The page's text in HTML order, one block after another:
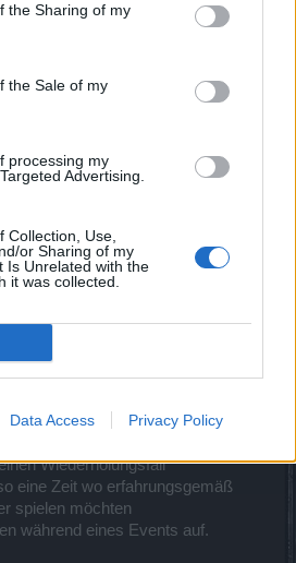
the Sharing of my
the Sale of my
processing my
Advertising.
Collection, Use,
or Sharing of my
Is Unrelated with the
it was collected.
Data Access Privacy Policy
durch User
auf Rückmeldung)
durch User, dass es (teilweise)
die User (!) sollen bitte
den Stand der Dinge geben
Problem so schnell behoben
zeigt sich wieder, dass das
bis gar nicht funktionierte.
(wie üblich) überhaupt
seiner Eskalationsstufe nicht
Wiederholungsfall
eine Zeit wo erfahrungsgemäß
spielen möchten
während eines Events auf.